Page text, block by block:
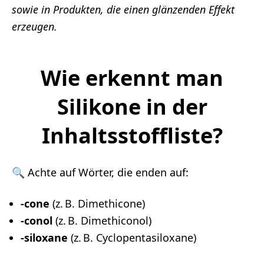
sowie in Produkten, die einen glänzenden Effekt
erzeugen.
Wie erkennt man
Silikone in der
Inhaltsstoffliste?
🔍 Achte auf Wörter, die enden auf:
-cone (z. B. Dimethicone)
-conol (z. B. Dimethiconol)
-siloxane (z. B. Cyclopentasiloxane)